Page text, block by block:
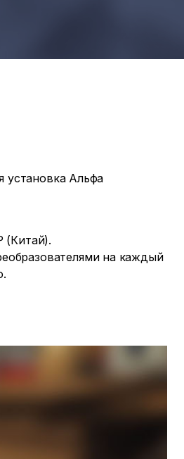
установка Альфа
(Китай).
на каждый